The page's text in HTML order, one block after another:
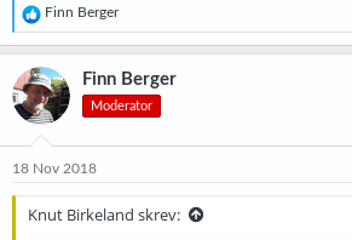
R
e
a
k
s
j
o
e
Finn Berger
Finn Berger
Moderator
18 Nov 2018
Knut Birkeland skrev: